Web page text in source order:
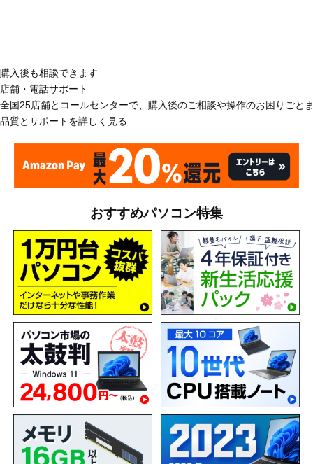
購入後も相談できます
店舗・電話サポート
全国25店舗とコールセンターで、購入後のご相談や操作のお困りごと
品質とサポートを詳しく見る
おすすめパソコン特集